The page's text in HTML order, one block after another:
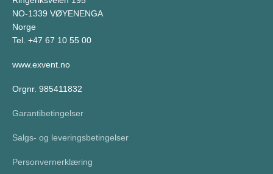
NO-1339 VØYENENGA
Norge
Tel. +47 67 10 55 00
www.exvent.no
Orgnr. 985411832
Garantibetingelser
Salgs- og leveringsbetingelser
Personvernerklæring